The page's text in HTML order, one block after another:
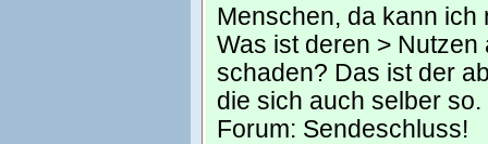
Menschen, da kann ich
Was ist deren >
schaden? Das ist der
die sich auch selber
Forum: Sendeschluss!